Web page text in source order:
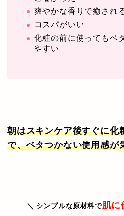
爽やかな香りで癒され
コスパがいい
化粧の前に使ってもベ
やすい
朝はスキンケア後すぐに化
で、ベタつかない使用感が
＼ シンプルな原材料で肌に